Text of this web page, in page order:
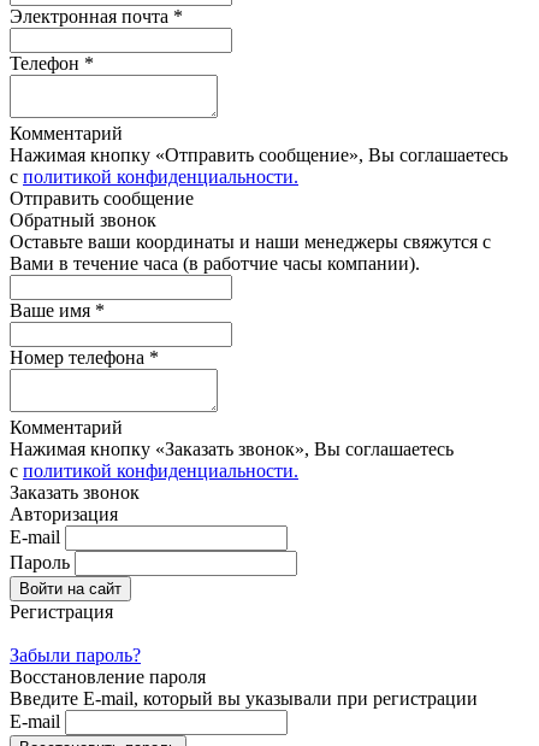
Электронная почта *
Телефон *
Комментарий
Нажимая кнопку «Отправить сообщение», Вы соглашаетесь
с политикой конфиденциальности.
Отправить сообщение
Обратный звонок
Оставьте ваши координаты и наши менеджеры свяжутся с
Вами в течение часа (в работчие часы компании).
Ваше имя *
Номер телефона *
Комментарий
Нажимая кнопку «Заказать звонок», Вы соглашаетесь
с политикой конфиденциальности.
Заказать звонок
Авторизация
E-mail
Пароль
Регистрация
Забыли пароль?
Восстановление пароля
Введите E-mail, который вы указывали при регистрации
E-mail